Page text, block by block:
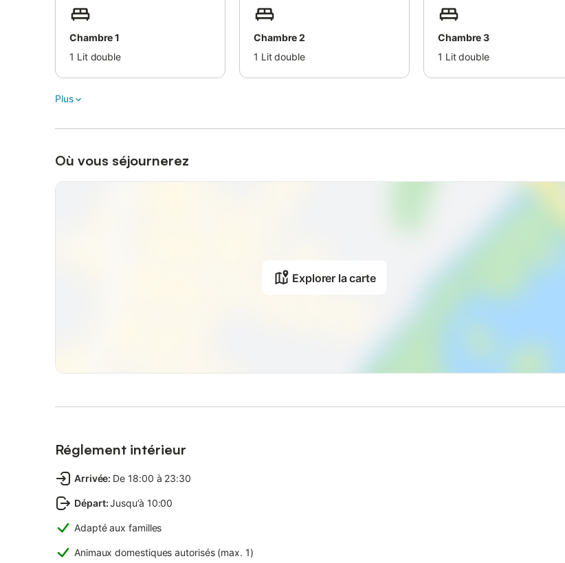
Deux places de parking sont disponibles à l’avant de la maison.
Chambre 1
1 Lit double
Chambre 2
1 Lit double
Chambre 3
1 Lit double
Plus
Où vous séjournerez
Explorer la carte
Réglement intérieur
Arrivée: De 18:00 à 23:30
Départ:Jusqu’à 10:00
Adapté aux familles
Animaux domestiques autorisés (max. 1)